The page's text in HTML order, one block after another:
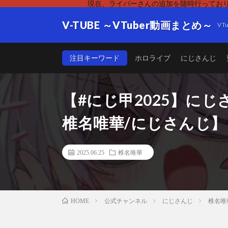
現在、ライバーさんの追加を随時行って
V-TUBE ～VTuber動画まとめ～
注目キーワード ホロライブ にじさんじ
【#にじ甲2025】にじ
椎名唯華/にじさんじ
2025.06.25 椎名唯華
HOME 公式チャンネル にじさんじ 椎名唯